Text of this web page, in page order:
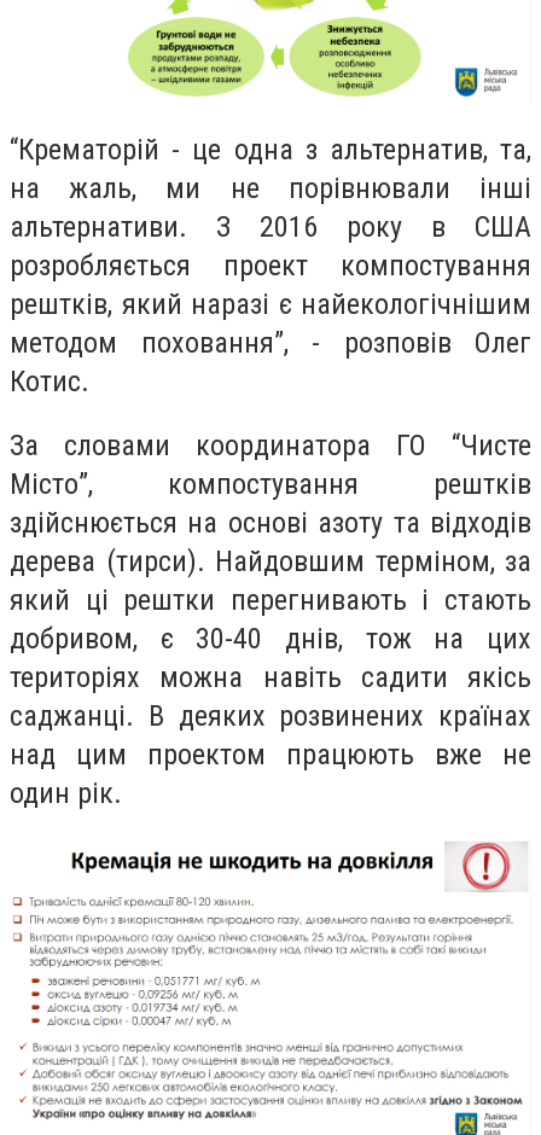
“Крематорій - це одна з альтернатив, та,
на жаль, ми не порівнювали інші
альтернативи. З 2016 року в США
розробляється проект компостування
рештків, який наразі є найекологічнішим
методом поховання”, - розповів Олег
Котис.
За словами координатора ГО “Чисте
Місто”, компостування рештків
здійснюється на основі азоту та відходів
дерева (тирси). Найдовшим терміном, за
який ці рештки перегнивають і стають
добривом, є 30-40 днів, тожна цих
територіях можна навіть садити якісь
саджанці. В деяких розвинених країнах
над цим проектом працюють вже не
один рік.